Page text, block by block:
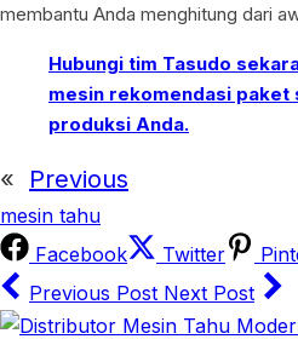
membantu Anda menghitung dari
Hubungi tim Tasudo
mesin rekomendasi paket
produksi Anda.
« Previous
mesin tahu
Facebook
Twitter
Previous Post Next Post